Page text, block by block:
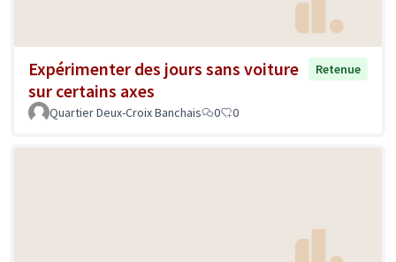
Expérimenter des jours sans voiture
sur certains axes
Retenue
Quartier Deux-Croix Banchais 0 0